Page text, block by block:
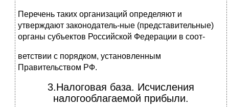
Перечень таких организаций определяют и
утверждают законодатель-ные (представительные)
органы субъектов Российской Федерации в соот-
ветствии с порядком, установленным
Правительством РФ.
3.Налоговая база. Исчисления
налогооблагаемой прибыли.